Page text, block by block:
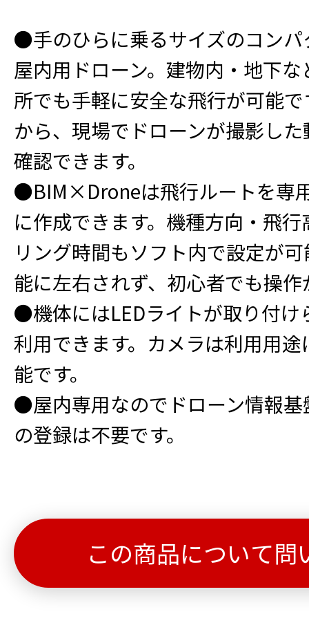
●手のひらに乗るサイズのコン
屋内用ドローン。建物内・地下な
所でも手軽に安全な飛行が可能
から、現場でドローンが撮影し
確認できます。
●BIM×Droneは飛行ルートを専
に作成できます。機種方向・飛
リング時間もソフト内で設定が
能に左右されず、初心者でも操作
●機体にはLEDライトが取り付け
利用できます。カメラは利用用
能です。
●屋内専用なのでドローン情報基
の登録は不要です。
この商品について問